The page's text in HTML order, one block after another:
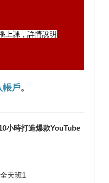
上課， 詳情說明
帳戶。
小時打造爆款YouTube
天班1